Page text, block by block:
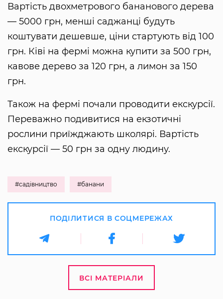
Вартість двохметрового бананового дерева
— 5000 грн, менші саджанці будуть
коштувати дешевше, ціни стартують від 100
грн. Ківі на фермі можна купити за 500 грн,
кавове дерево за 120 грн, а лимон за 150
грн.
Також на фермі почали проводити екскурсії.
Переважно подивитися на екзотичні
рослини приїжджають школярі. Вартість
екскурсії — 50 грн за одну людину.
#садівництво #банани
ПОДІЛИТИСЯ В СОЦМЕРЕЖАХ
ВСІ МАТЕРІАЛИ